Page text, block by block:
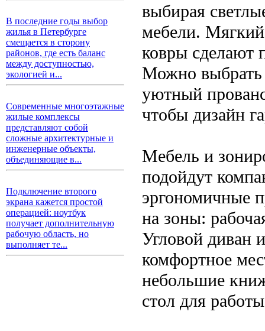
В последние годы выбор
жилья в Петербурге
смещается в сторону
районов, где есть баланс
между доступностью,
экологией и...
Современные многоэтажные
жилые комплексы
представляют собой
сложные архитектурные и
инженерные объекты,
объединяющие в...
Подключение второго
экрана кажется простой
операцией: ноутбук
получает дополнительную
рабочую область, но
выполняет те...
выбирая
мебели.
ковры сделают
Можно выбрать
уютный
чтобы дизайн
Мебель и
подойдут
эргономичные
на зоны:
Угловой диван
комфортное
небольшие
стол для